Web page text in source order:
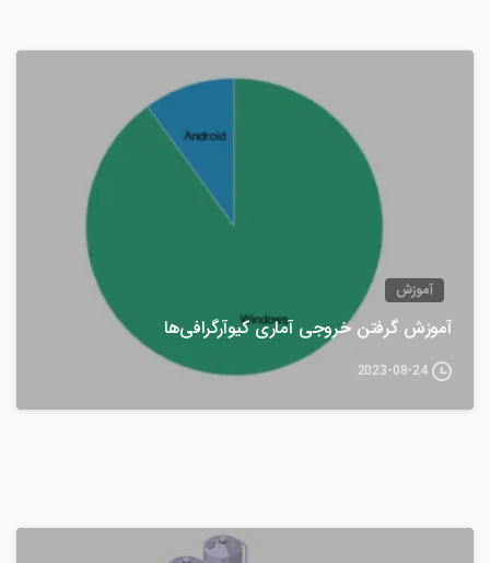
آموزش
آموزش گرفتن خروجی آماری کیوآرگرافی‌ها
2023-08-24